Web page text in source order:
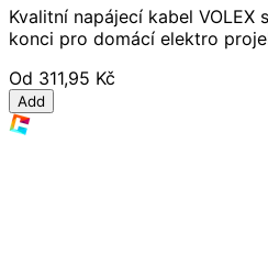
Kvalitní napájecí kabel VOLEX
konci pro domácí elektro
Od 311,95 Kč
Add